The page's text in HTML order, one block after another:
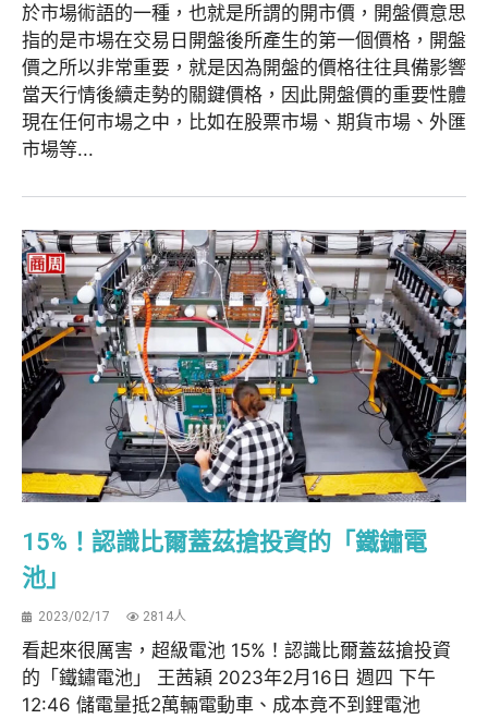
於市場術語的一種，也就是所謂的開市價，開盤價意思
指的是市場在交易日開盤後所產生的第一個價格，開盤
價之所以非常重要，就是因為開盤的價格往往具備影響
當天行情後續走勢的關鍵價格，因此開盤價的重要性體
現在任何市場之中，比如在股票市場、期貨市場、外匯
市場等...
15%！認識比爾蓋茲搶投資的「鐵鏽電
池」
2023/02/17 2814人
看起來很厲害，超級電池 15%！認識比爾蓋茲搶投資
的「鐵鏽電池」 王茜穎 2023年2月16日 週四 下午
12:46 儲電量抵2萬輛電動車、成本竟不到鋰電池